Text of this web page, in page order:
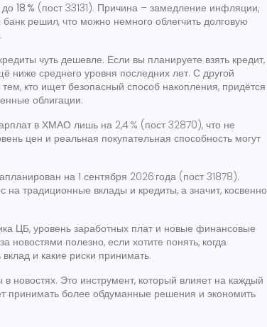
18 % (пост 33131). Причина – замедление инфляции,
решил, что можно немного облегчить долговую
чуть дешевле. Если вы планируете взять кредит,
ниже среднего уровня последних лет. С другой
кто ищет безопасный способ накопления, придётся
облигации.
в ХМАО лишь на 2,4 % (пост 32870), что не
цен и реальная покупательная способность могут
на 1 сентября 2026 года (пост 31878).
традиционные вклады и кредиты, а значит, косвенно
ЦБ, уровень заработных плат и новые финансовые
новостями полезно, если хотите понять, когда
и какие риски принимать.
новостях. Это инструмент, который влияет на каждый
более обдуманные решения и экономить